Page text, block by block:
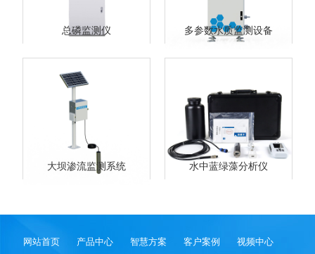
总磷监测仪 多参数水质监测设备
大坝渗流监测系统 水中蓝绿藻分析仪
网站首页 产品中心 智慧方案 客户案例 视频中心